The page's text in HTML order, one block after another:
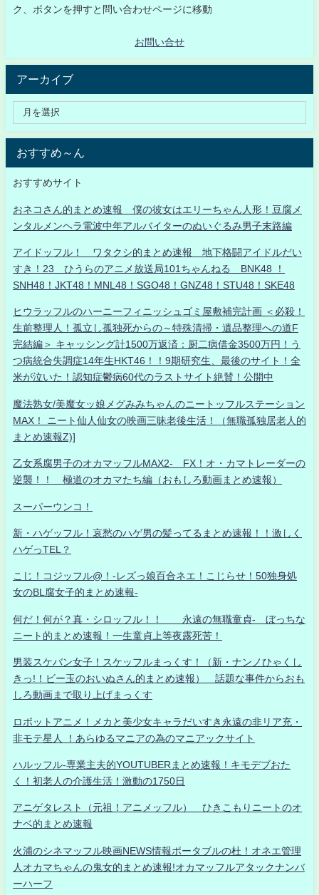
ク、ボタンを押すと問い合わせページに移動
お問い合せ
アーカイブ
おすすめ～ん
おすすめサイト
おネコさん的まとめ速報 僕の彼女はエリーちゃん人形！豆腐メ
ンタルメンヘラ電波中年アルバイターのぬいぐるみ男子末路編
アイドッフル！ ワタクシ的まとめ速報 地下格闘アイドルだい
すき！23 ひうらのアニメ放送局101ちゃんねる BNK48 ！
SNH48！JKT48！MNL48！SGO48！GNZ48！STU48！SKE48
ヒウラッフルのハーニーフィニッシュゴミ屋敷補完計画 ＜必殺！
生前整理人！孤立し孤独死からの～特殊清掃・遺品整理への道F
完結編＞ キャッシング計1500万返済：厨二病借金3500万円！う
つ病統合失調症14年生HKT46！！9期研究生、最後のサイト！全
米が泣いた！認知症鬱病60代のラストサイト絶賛！公開中
魔法熟女/美魔女ッ娘メグみみちゃんのニートッフルステーション
MAX！ ニート仙人仙女の映画三昧老後生活！（無職孤独居老人的
まとめ速報Z)]
乙女系腐男子のオカマッフルMAX2- FX！オ・カマトレーダーの
逆襲！！ 極道のオカマたち編（おもしろ動画まとめ速報）
スーパーウンコ！
新・ハゲッフル！哀愁のハゲ男の髪ってるまとめ速報！！激しく
ハゲっTEL？
こじ！コジッフル@！-レズっ娘百合ネエ！こじらせ！50独身処
女のBL腐女子的まとめ速報-
何だ！何が？真・シロッフル！！ 永遠の無職童貞- ぼっちな
ニート的まとめ速報！一生童貞上等夜露死苦！
男装スケバン女子！スケッフルまっくす！（新・ナンノひゃくし
きっ!！ビー玉のおいぬさん的まとめ速報） 話題な事件からおも
しろ動画まで取り上げまっくす
ロボットアニメ！メカと美少女キャラだいすき永遠の非リア充・
非モテ星人 ！あらゆるマニアの為のマニアックサイト
ハルッフル-専業主夫的YOUTUBERまとめ速報！キモデブおた
く！初老人の介護生活！激動の1750日
アニゲタレスト（元祖！アニメッフル） ひきこもりニートのオ
ナベ的まとめ速報
火浦のシネマッフル映画NEWS情報ポータブルの杜！オネエ管理
人オカマちゃんの鬼女的まとめ速報!オカマッフルアタックナンバ
ーハーフ